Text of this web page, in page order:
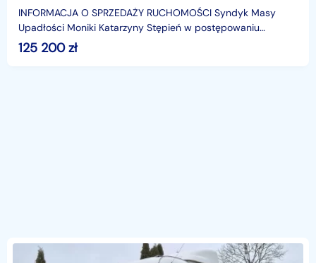
INFORMACJA O SPRZEDAŻY RUCHOMOŚCI Syndyk Masy
Upadłości Moniki Katarzyny Stępień w postępowaniu
upadłościowym o sygn. akt RA1R/GUp/4/2025 informuje o
sprze
125 200zł